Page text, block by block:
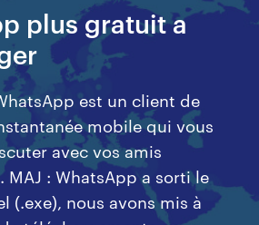
plus gratuit a
est un client de
mobile qui vous
avec vos amis
: WhatsApp a sorti le
(.exe), nous avons mis à